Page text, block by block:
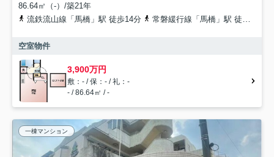
86.64㎡（-）/築21年
流鉄流山線「馬橋」駅 徒歩14分
常磐緩行線「馬橋」駅 徒歩15分
空室物件
3,900万円
敷：- / 保：- / 礼：-
- / 86.64㎡ / -
一棟マンション